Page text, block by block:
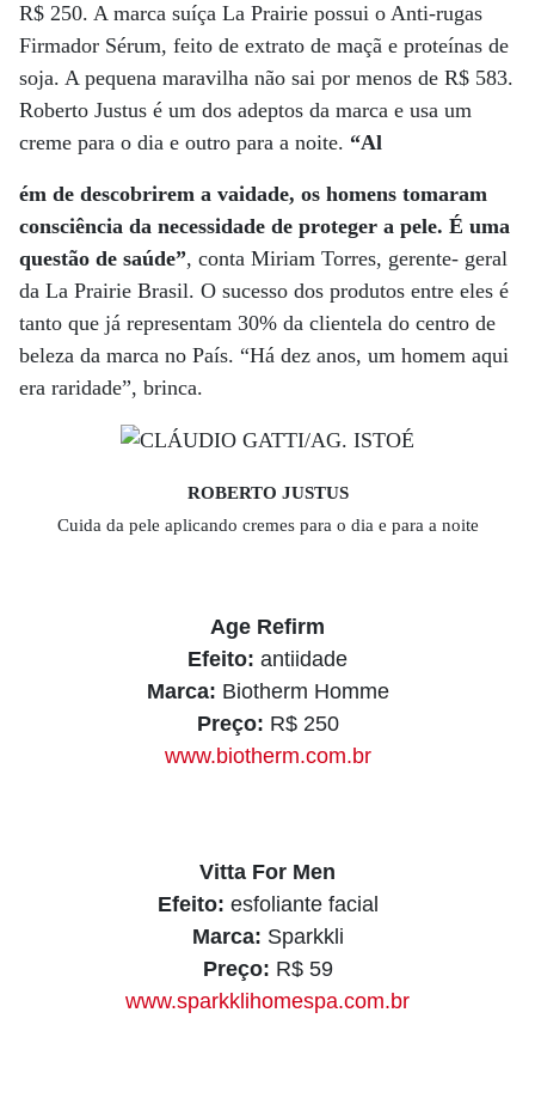
R$ 250. A marca suíça La Prairie possui o Anti-rugas
Firmador Sérum, feito de extrato de maçã e proteínas de
soja. A pequena maravilha não sai por menos de R$ 583.
Roberto Justus é um dos adeptos da marca e usa um
creme para o dia e outro para a noite. “Al
ém de descobrirem a vaidade, os homens tomaram
consciência da necessidade de proteger a pele. É uma
questão de saúde”, conta Miriam Torres, gerente- geral
da La Prairie Brasil. O sucesso dos produtos entre eles é
tanto que já representam 30% da clientela do centro de
beleza da marca no País. “Há dez anos, um homem aqui
era raridade”, brinca.
ROBERTO JUSTUS
Cuida da pele aplicando cremes para o dia e para a noite
Age Refirm
Efeito: antiidade
Marca: Biotherm Homme
Preço: R$ 250
www.biotherm.com.br
Vitta For Men
Efeito: esfoliante facial
Marca: Sparkkli
Preço: R$ 59
www.sparkklihomespa.com.br